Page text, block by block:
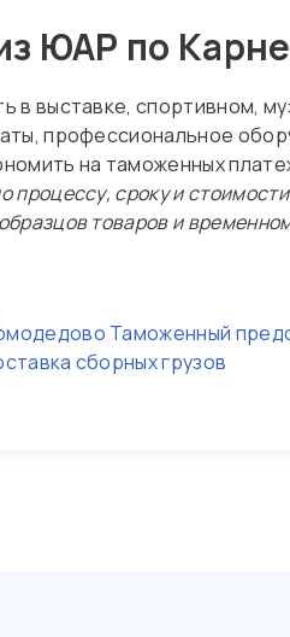
ЮАР по
в выставке, спортивном,
профессиональное
на таможенных
сроку и
товаров и
Таможенный
сборных грузов